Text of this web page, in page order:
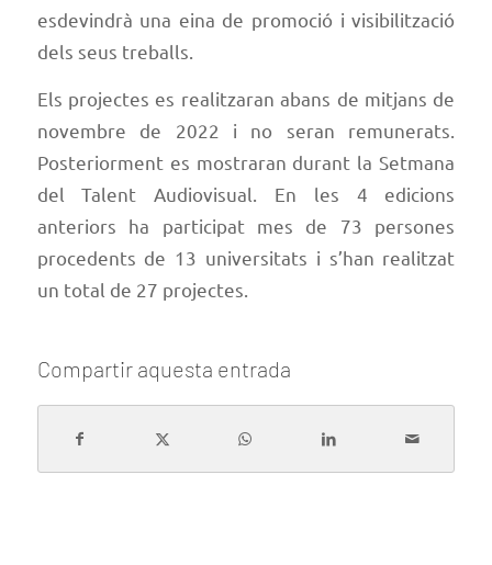
esdevindrà una eina de promoció i visibilització
dels seus treballs.
Els projectes es realitzaran abans de mitjans de
novembre de 2022 i no seran remunerats.
Posteriorment es mostraran durant la Setmana
del Talent Audiovisual. En les 4 edicions
anteriors ha participat mes de 73 persones
procedents de 13 universitats i s’han realitzat
un total de 27 projectes.
Compartir aquesta entrada